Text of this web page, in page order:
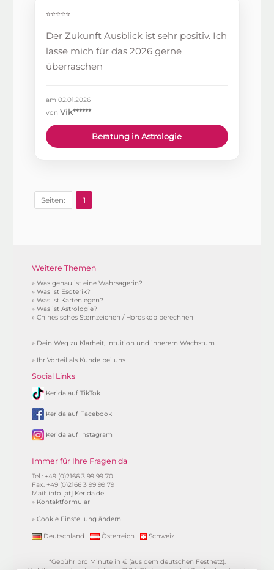
⭐⭐⭐⭐⭐
Der Zukunft Ausblick ist sehr positiv. Ich
lasse mich für das 2026 gerne
überraschen
am 02.01.2026
vonVik******
Beratung in Astrologie
Seiten: 1
Weitere Themen
»Was genau ist eine Wahrsagerin?
»Was ist Esoterik?
»Was ist Kartenlegen?
»Was ist Astrologie?
»Chinesisches Sternzeichen / Horoskop berechnen
» Dein Weg zu Klarheit, Intuition und innerem Wachstum
» Ihr Vorteil als Kunde bei uns
Social Links
Kerida auf TikTok
Kerida auf Facebook
Kerida auf Instagram
Immer für Ihre Fragen da
Tel.: +49 (0)2166 3 99 99 70
Fax: +49 (0)2166 3 99 99 79
Mail: info [at] Kerida.de
» Kontaktformular
»Cookie Einstellung ändern
Deutschland Österreich Schweiz
*Gebühr pro Minute in € (aus dem deutschen Festnetz).